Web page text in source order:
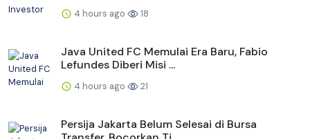
4 hours ago 18
Java United FC Memulai Era Baru, Fabio
Lefundes Diberi Misi ...
4 hours ago 21
Persija Jakarta Belum Selesai di Bursa